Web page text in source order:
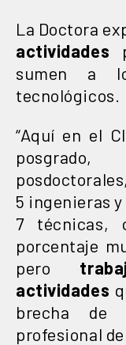
La Doctora
actividades
sumen a
tecnológicos.
“Aquí en el
5 ingenieras y
7 técnicas,
porcentaje
pero
actividades
brecha de
profesional